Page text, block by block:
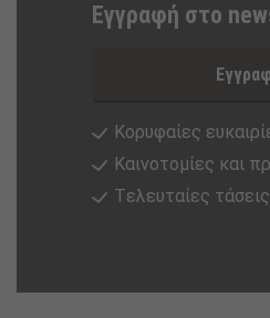
Εγγραφή στο
Κορυφαίες
Καινοτομίες και
Tελευταίες